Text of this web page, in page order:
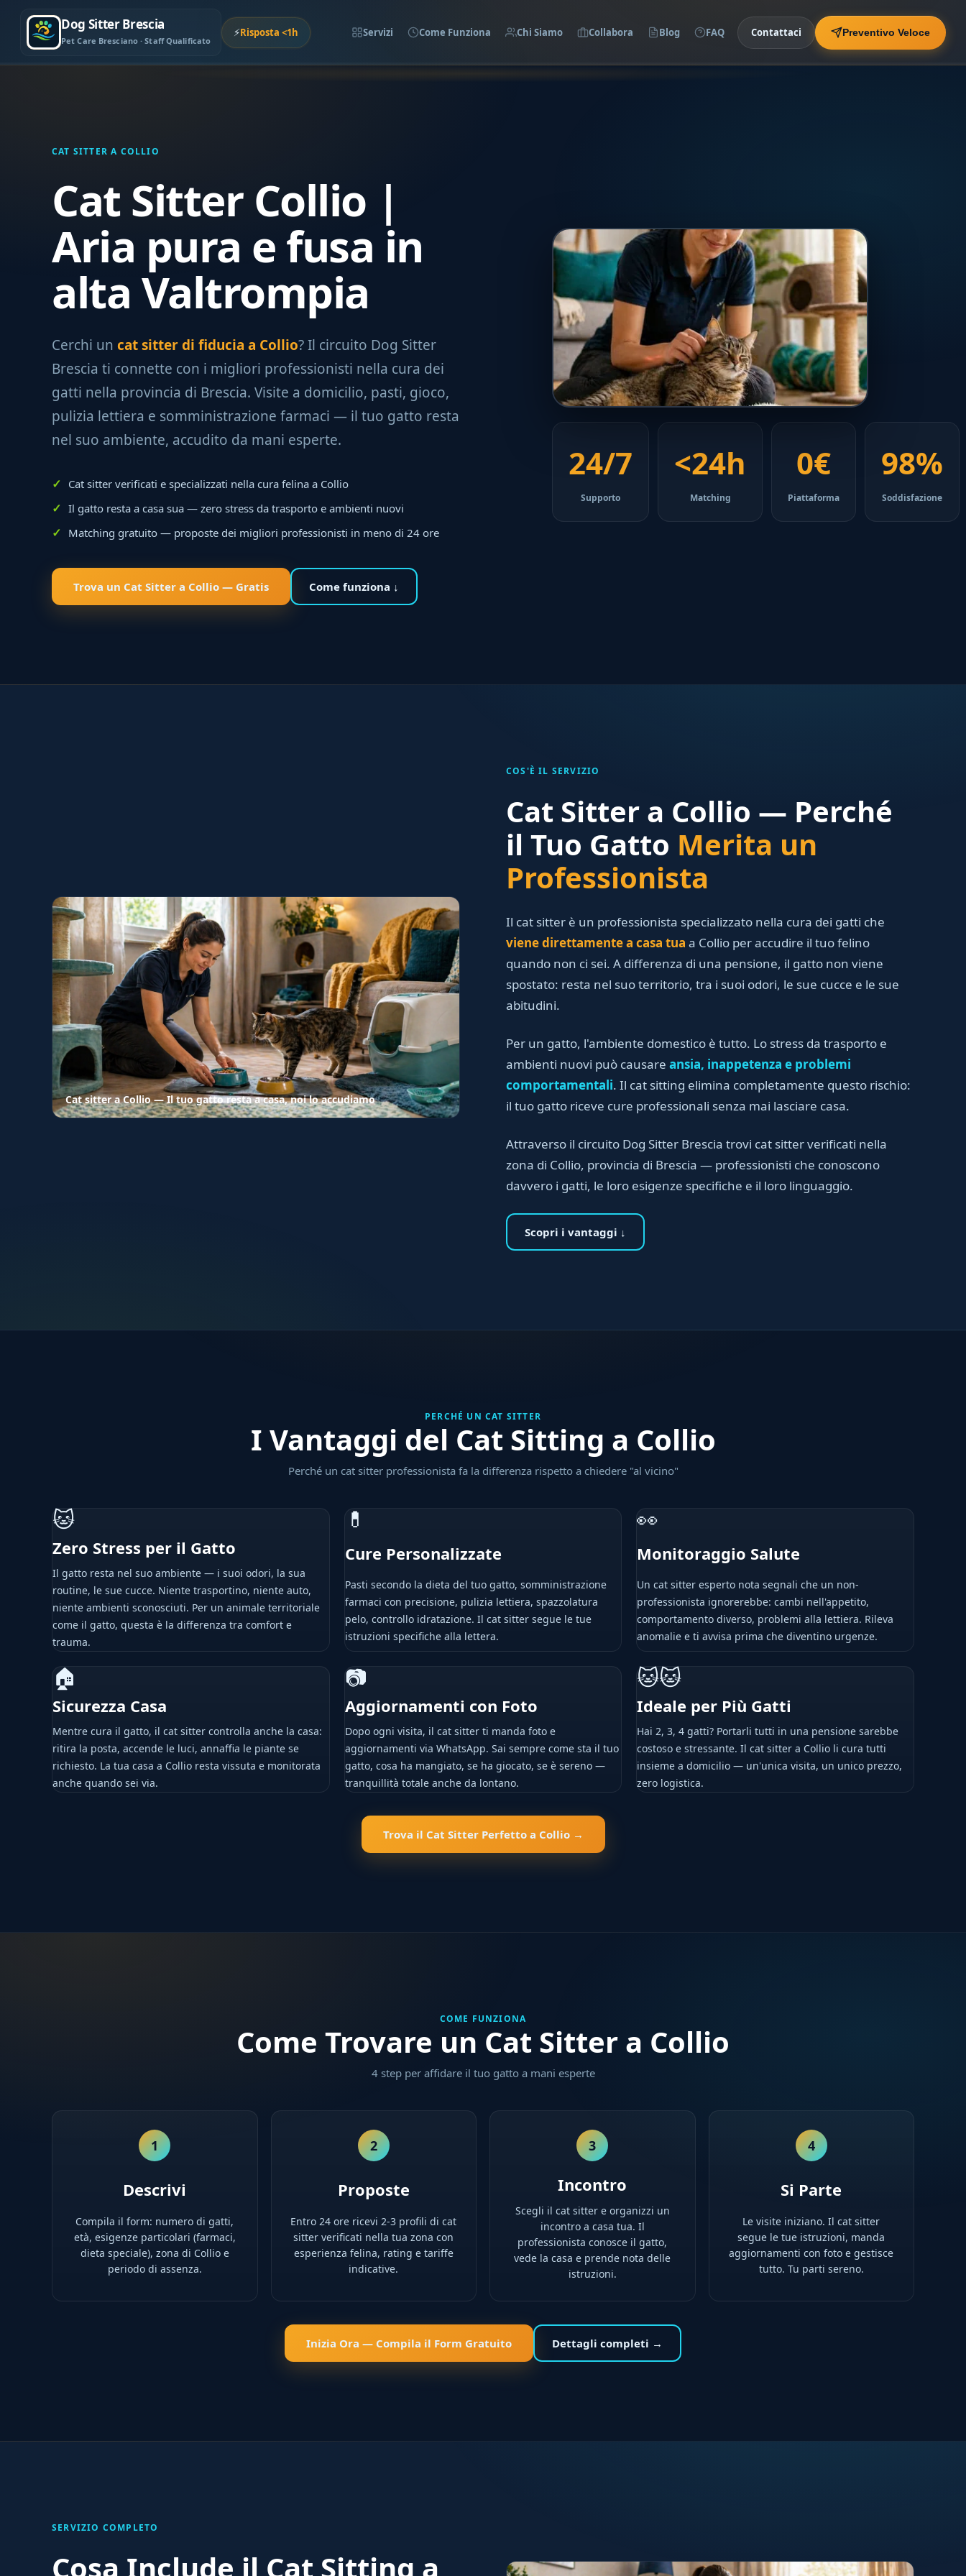
Dog Sitter Brescia
Pet Care Bresciano · Staff Qualificato
⚡Risposta <1h Servizi Come Funziona Chi Siamo Collabora Blog FAQ Contattaci Preventivo Veloce
CAT SITTER A COLLIO
Cat Sitter Collio |
Aria pura e fusa in
alta Valtrompia
Cerchi un cat sitter di fiducia a Collio? Il circuito Dog Sitter
Brescia ti connette con i migliori professionisti nella cura dei
gatti nella provincia di Brescia. Visite a domicilio, pasti, gioco,
pulizia lettiera e somministrazione farmaci — il tuo gatto resta
nel suo ambiente, accudito da mani esperte.
Cat sitter verificati e specializzati nella cura felina a Collio
Il gatto resta a casa sua — zero stress da trasporto e ambienti nuovi
Matching gratuito — proposte dei migliori professionisti in meno di 24 ore
Trova un Cat Sitter a Collio — Gratis Come funziona ↓
24/7
Supporto
<24h
Matching
0€
Piattaforma
98%
Soddisfazione
Cat sitter a Collio — Il tuo gatto resta a casa, noi lo accudiamo
COS'È IL SERVIZIO
Cat Sitter a Collio — Perché
il Tuo Gatto Merita un
Professionista
Il cat sitter è un professionista specializzato nella cura dei gatti che
viene direttamente a casa tua a Collio per accudire il tuo felino
quando non ci sei. A differenza di una pensione, il gatto non viene
spostato: resta nel suo territorio, tra i suoi odori, le sue cucce e le sue
abitudini.
Per un gatto, l'ambiente domestico è tutto. Lo stress da trasporto e
ambienti nuovi può causare ansia, inappetenza e problemi
comportamentali. Il cat sitting elimina completamente questo rischio:
il tuo gatto riceve cure professionali senza mai lasciare casa.
Attraverso il circuito Dog Sitter Brescia trovi cat sitter verificati nella
zona di Collio, provincia di Brescia — professionisti che conoscono
davvero i gatti, le loro esigenze specifiche e il loro linguaggio.
Scopri i vantaggi ↓
PERCHÉ UN CAT SITTER
I Vantaggi del Cat Sitting a Collio
Perché un cat sitter professionista fa la differenza rispetto a chiedere "al vicino"
🐱
Zero Stress per il Gatto
Il gatto resta nel suo ambiente — i suoi odori, la sua
routine, le sue cucce. Niente trasportino, niente auto,
niente ambienti sconosciuti. Per un animale territoriale
come il gatto, questa è la differenza tra comfort e
trauma.
💊
Cure Personalizzate
Pasti secondo la dieta del tuo gatto, somministrazione
farmaci con precisione, pulizia lettiera, spazzolatura
pelo, controllo idratazione. Il cat sitter segue le tue
istruzioni specifiche alla lettera.
👀
Monitoraggio Salute
Un cat sitter esperto nota segnali che un non-
professionista ignorerebbe: cambi nell'appetito,
comportamento diverso, problemi alla lettiera. Rileva
anomalie e ti avvisa prima che diventino urgenze.
🏠
Sicurezza Casa
Mentre cura il gatto, il cat sitter controlla anche la casa:
ritira la posta, accende le luci, annaffia le piante se
richiesto. La tua casa a Collio resta vissuta e monitorata
anche quando sei via.
📷
Aggiornamenti con Foto
Dopo ogni visita, il cat sitter ti manda foto e
aggiornamenti via WhatsApp. Sai sempre come sta il tuo
gatto, cosa ha mangiato, se ha giocato, se è sereno —
tranquillità totale anche da lontano.
🐱🐱
Ideale per Più Gatti
Hai 2, 3, 4 gatti? Portarli tutti in una pensione sarebbe
costoso e stressante. Il cat sitter a Collio li cura tutti
insieme a domicilio — un'unica visita, un unico prezzo,
zero logistica.
Trova il Cat Sitter Perfetto a Collio →
COME FUNZIONA
Come Trovare un Cat Sitter a Collio
4 step per affidare il tuo gatto a mani esperte
1
Descrivi
Compila il form: numero di gatti,
età, esigenze particolari (farmaci,
dieta speciale), zona di Collio e
periodo di assenza.
2
Proposte
Entro 24 ore ricevi 2-3 profili di cat
sitter verificati nella tua zona con
esperienza felina, rating e tariffe
indicative.
3
Incontro
Scegli il cat sitter e organizzi un
incontro a casa tua. Il
professionista conosce il gatto,
vede la casa e prende nota delle
istruzioni.
4
Si Parte
Le visite iniziano. Il cat sitter
segue le tue istruzioni, manda
aggiornamenti con foto e gestisce
tutto. Tu parti sereno.
Inizia Ora — Compila il Form Gratuito Dettagli completi →
SERVIZIO COMPLETO
Cosa Include il Cat Sitting a